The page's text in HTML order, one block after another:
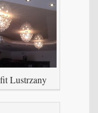
Lustrzany